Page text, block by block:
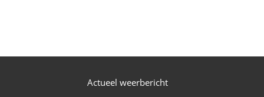
Actueel weerbericht